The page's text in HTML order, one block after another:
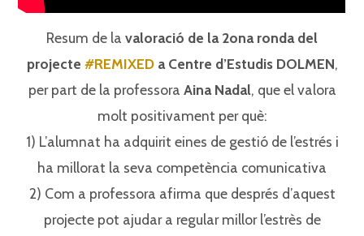
Resum de la valoració de la 2ona ronda del
projecte #REMIXEDa Centre d’Estudis DOLMEN,
per part de la professora Aina Nadal, que el valora
molt positivament per què:⁣⁣
1) L’alumnat ha adquirit eines de gestió de l’estrés i
ha millorat la seva competència comunicativa⁣⁣
2) Com a professora afirma que després d’aquest
projecte pot ajudar a regular millor l’estrès de